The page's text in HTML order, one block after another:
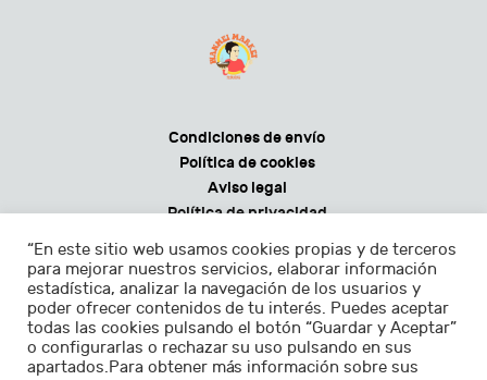
Condiciones de envío
Política de cookies
Aviso legal
Política de privacidad
Horarios:
“En este sitio web usamos cookies propias y de terceros
para mejorar nuestros servicios, elaborar información
estadística, analizar la navegación de los usuarios y
poder ofrecer contenidos de tu interés. Puedes aceptar
todas las cookies pulsando el botón “Guardar y Aceptar”
o configurarlas o rechazar su uso pulsando en sus
apartados.Para obtener más información sobre sus